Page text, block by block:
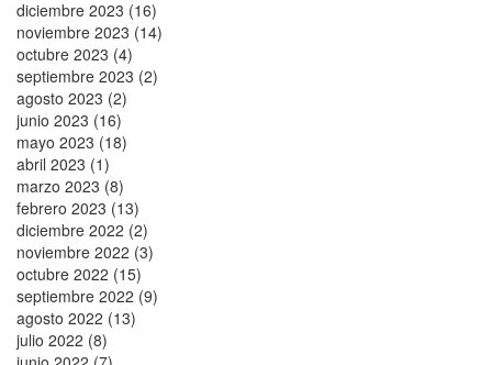
diciembre 2023 (16)
noviembre 2023 (14)
octubre 2023 (4)
septiembre 2023 (2)
agosto 2023 (2)
junio 2023 (16)
mayo 2023 (18)
abril 2023 (1)
marzo 2023 (8)
febrero 2023 (13)
diciembre 2022 (2)
noviembre 2022 (3)
octubre 2022 (15)
septiembre 2022 (9)
agosto 2022 (13)
julio 2022 (8)